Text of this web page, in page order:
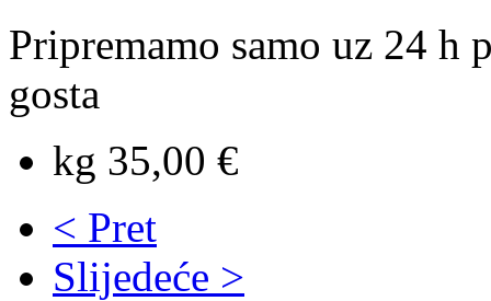
Pripremamo samo uz 24 h
gosta
kg 35,00 €
< Pret
Slijedeće >